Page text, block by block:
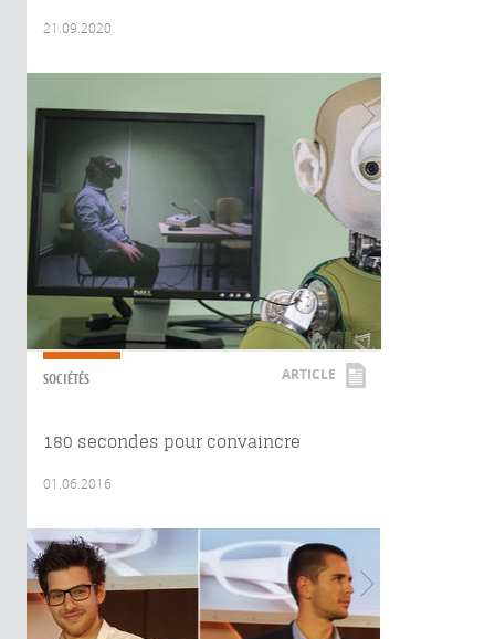
21.09.2020
SOCIÉTÉS ARTICLE
180 secondes pour convaincre
01.06.2016